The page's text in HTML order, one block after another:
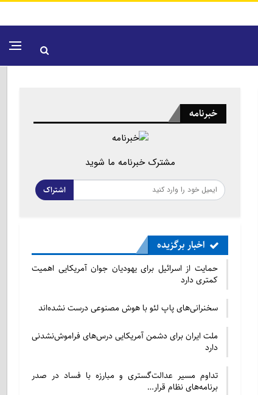
خبرنامه
مشترک خبرنامه ما شوید
اشتراک
اخبار برگزیده
حمایت از اسرائیل برای یهودیان جوان آمریکایی اهمیت
کمتری دارد
سخنرانی‌های پاپ لئو با هوش مصنوعی درست نشده‌اند
ملت ایران برای دشمن آمریکایی درس‌های فراموش‌نشدنی
دارد
تداوم مسیر عدالت‌گستری و مبارزه با فساد در صدر
برنامه‌های نظام قرار…